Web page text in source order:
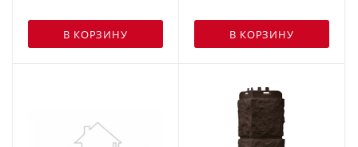
В КОРЗИНУ В КОРЗИНУ